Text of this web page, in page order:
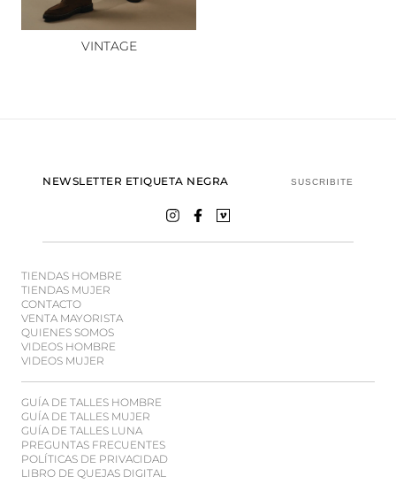
VINTAGE
TIENDAS HOMBRE
TIENDAS MUJER
CONTACTO
VENTA MAYORISTA
QUIENES SOMOS
VIDEOS HOMBRE
VIDEOS MUJER
GUÍA DE TALLES HOMBRE
GUÍA DE TALLES MUJER
GUÍA DE TALLES LUNA
PREGUNTAS FRECUENTES
POLÍTICAS DE PRIVACIDAD
LIBRO DE QUEJAS DIGITAL
NEWSLETTER ETIQUETA NEGRA SUSCRIBITE